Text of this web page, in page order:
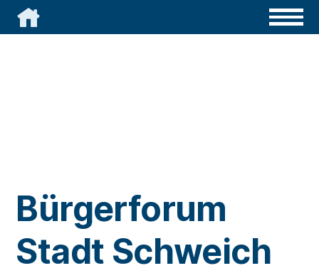

Bürgerforum
Stadt Schweich